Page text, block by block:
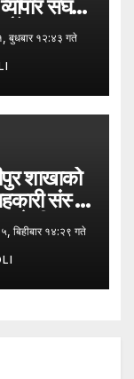
संघले
स्थापना
श्री
बुधबार १२:४३ गते
शाखाको
संस्था
(VITA)
किसान र
बिहीबार १४:२९ गते